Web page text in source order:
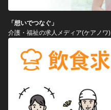
「想いでつなぐ」
介護・福祉の求人メディア(ケアノワ)